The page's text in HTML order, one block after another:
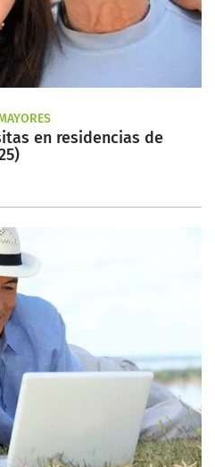
en residencias de